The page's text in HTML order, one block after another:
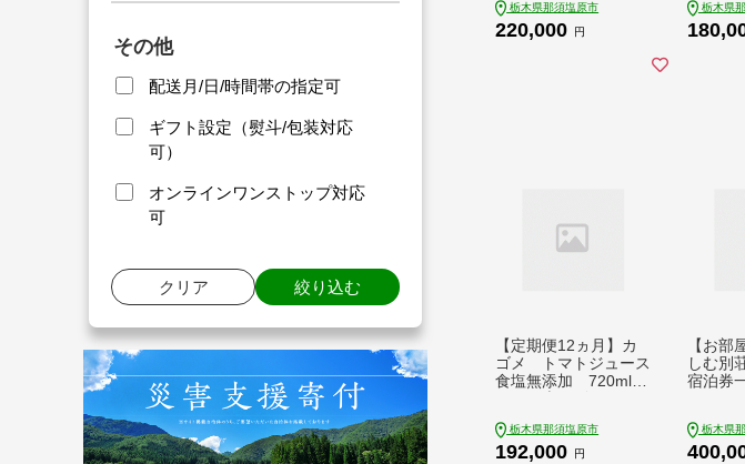
その他
配送月/日/時間帯の指定可
ギフト設定（熨斗/包装対応
可）
オンラインワンストップ対応
可
クリア 絞り込む
栃木県那須塩原市
220,000 円
栃木県
【定期便12ヵ月】カ
ゴメ トマトジュース
食塩無添加 720ml P
加 720ml PET×15本
1ケース 毎月届く 12
栃木県那須塩原市
192,000 円
【お部
しむ別
宿泊券
栃木県